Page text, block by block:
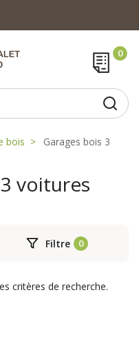
bois
Garages bois 3
voitures
Filtre
critères de recherche.